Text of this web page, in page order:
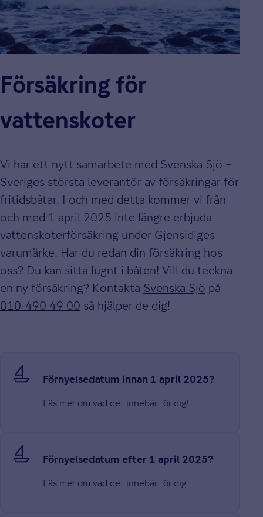
Försäkring för
vattenskoter
Vi har ett nytt samarbete med Svenska Sjö –
Sveriges största leverantör av försäkringar för
fritidsbåtar. I och med detta kommer vi från
och med 1 april 2025 inte längre erbjuda
vattenskoterförsäkring under Gjensidiges
varumärke. Har du redan din försäkring hos
oss? Du kan sitta lugnt i båten! Vill du teckna
en ny försäkring? Kontakta Svenska Sjö på
010-490 49 00 så hjälper de dig!
Förnyelsedatum innan 1 april 2025?
Läs mer om vad det innebär för dig!
Förnyelsedatum efter 1 april 2025?
Läs mer om vad det innebär för dig.